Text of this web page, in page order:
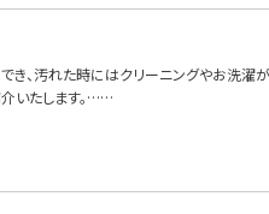
、汚れた時にはクリーニングやお洗濯が
いたします。……